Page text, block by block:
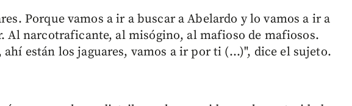
Porque vamos a ir a buscar a Abelardo y lo vamos a ir a
Al narcotraficante, al misógino, al mafioso de mafiosos.
están los jaguares, vamos a ir por ti (...)", dice el sujeto.